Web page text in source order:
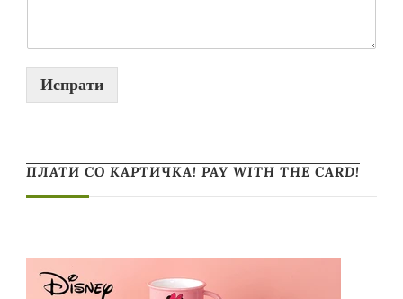
Испрати
ПЛАТИ СО КАРТИЧКА! PAY WITH THE CARD!